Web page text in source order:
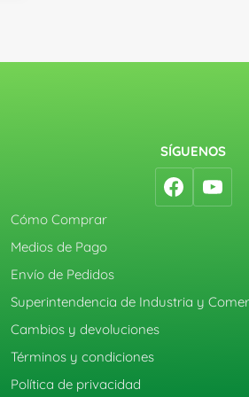
SÍGUENOS
Cómo Comprar
Medios de Pago
Envío de Pedidos
Superintendencia de Industria y
Cambios y devoluciones
Términos y condiciones
Política de privacidad